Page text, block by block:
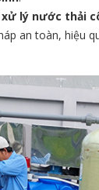
lý nước thải
an toàn, hiệu